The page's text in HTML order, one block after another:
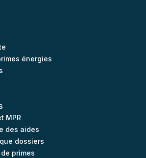
énergies
MPR
des aides
dossiers
primes